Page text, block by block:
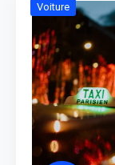
Voiture